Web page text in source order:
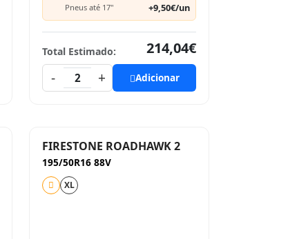
Pneus até 17" +9,50€/un
Total Estimado:
214,04€
-
2 + Adicionar
FIRESTONE ROADHAWK 2
195/50R16 88V
XL